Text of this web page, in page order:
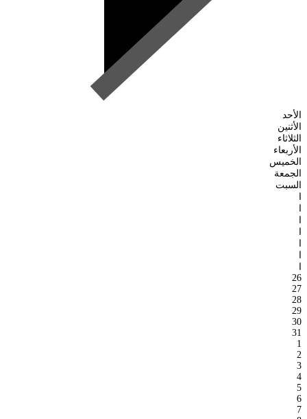
الأحد
الأثنين
الثلاثاء
الأربعاء
الخميس
الجمعة
السبت
ا
ا
ا
ا
ا
ا
ا
26
27
28
29
30
31
1
2
3
4
5
6
7